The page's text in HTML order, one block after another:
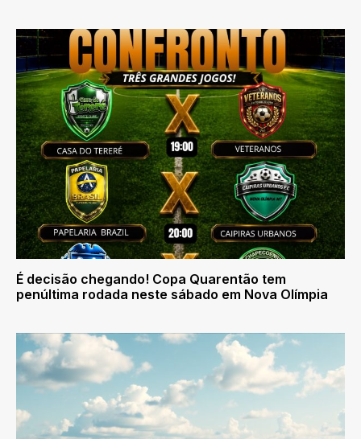
É decisão chegando! Copa Quarentão tem
penúltima rodada neste sábado em Nova Olímpia